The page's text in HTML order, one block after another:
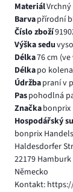
Materiál
Barvapřírodní
Číslo zboží
Výška sedu
Délka76 cm (ve
Délkapo
Údržbapraní v
Paspohodlná
Značkabonprix
Hospodářský
bonprix
Haldesdorfer
22179 Hamburk
Německo
Kontakt: